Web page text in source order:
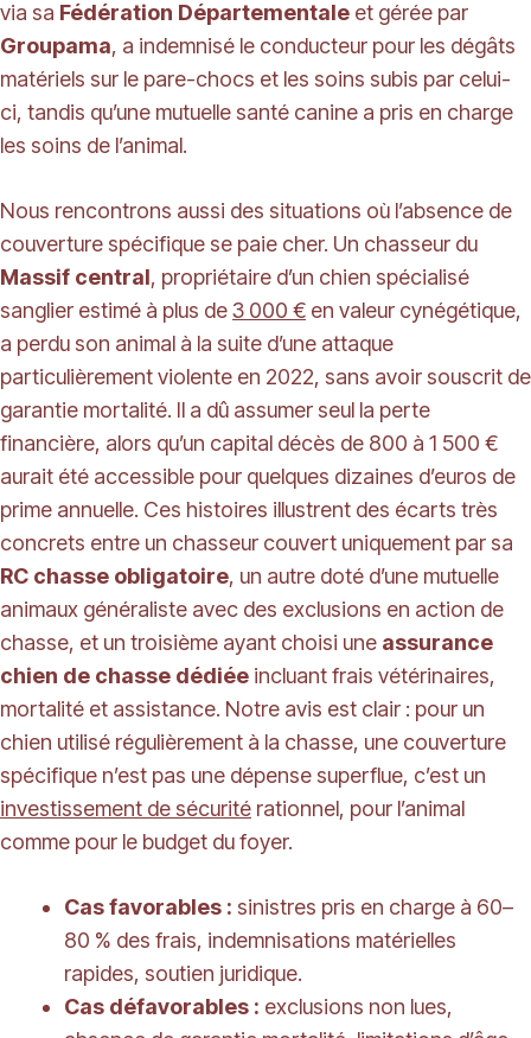
via sa Fédération Départementale et gérée par
Groupama, a indemnisé le conducteur pour les dégâts
matériels sur le pare-chocs et les soins subis par celui-
ci, tandis qu’une mutuelle santé canine a pris en charge
les soins de l’animal.
Nous rencontrons aussi des situations où l’absence de
couverture spécifique se paie cher. Un chasseur du
Massif central, propriétaire d’un chien spécialisé
sanglier estimé à plus de3 000 € en valeur cynégétique,
a perdu son animal à la suite d’une attaque
particulièrement violente en 2022, sans avoir souscrit de
garantie mortalité. Il a dû assumer seul la perte
financière, alors qu’un capital décès de 800 à 1 500 €
aurait été accessible pour quelques dizaines d’euros de
prime annuelle. Ces histoires illustrent des écarts très
concrets entre un chasseur couvert uniquement par sa
RC chasse obligatoire, un autre doté d’une mutuelle
animaux généraliste avec des exclusions en action de
chasse, et un troisième ayant choisi une assurance
chien de chasse dédiée incluant frais vétérinaires,
mortalité et assistance. Notre avis est clair : pour un
chien utilisé régulièrement à la chasse, une couverture
spécifique n’est pas une dépense superflue, c’est un
investissement de sécurité rationnel, pour l’animal
comme pour le budget du foyer.
Cas favorables : sinistres pris en charge à 60–
80 % des frais, indemnisations matérielles
rapides, soutien juridique.
Cas défavorables : exclusions non lues,